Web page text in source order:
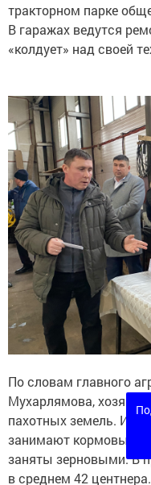
тракторном парке
В гаражах ведутся
«колдует» над своей
По словам главного
Мухарлямова,
пахотных земель. Из
занимают кормовые
заняты зерновыми. В
в среднем 42 центнера.